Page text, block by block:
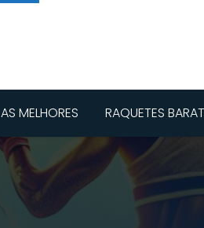
AS MELHORES RAQUETES